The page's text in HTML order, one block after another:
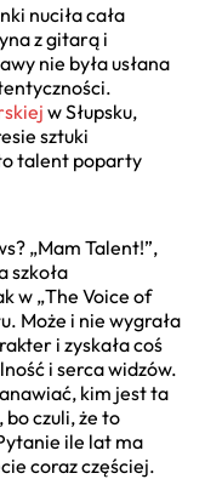
nuciła cała
z gitarą i
nie była usłana
w Słupsku,
sztuki
talent poparty
„Mam Talent!”,
szkoła
w „The Voice of
Może i nie wygrała
i zyskała coś
i serca widzów.
kim jest ta
bo czuli, że to
ile lat ma
coraz częściej.